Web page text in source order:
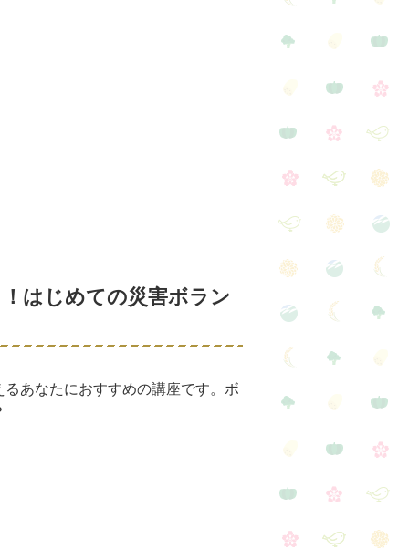
はじめての災害ボラン
あなたにおすすめの講座です。ボ